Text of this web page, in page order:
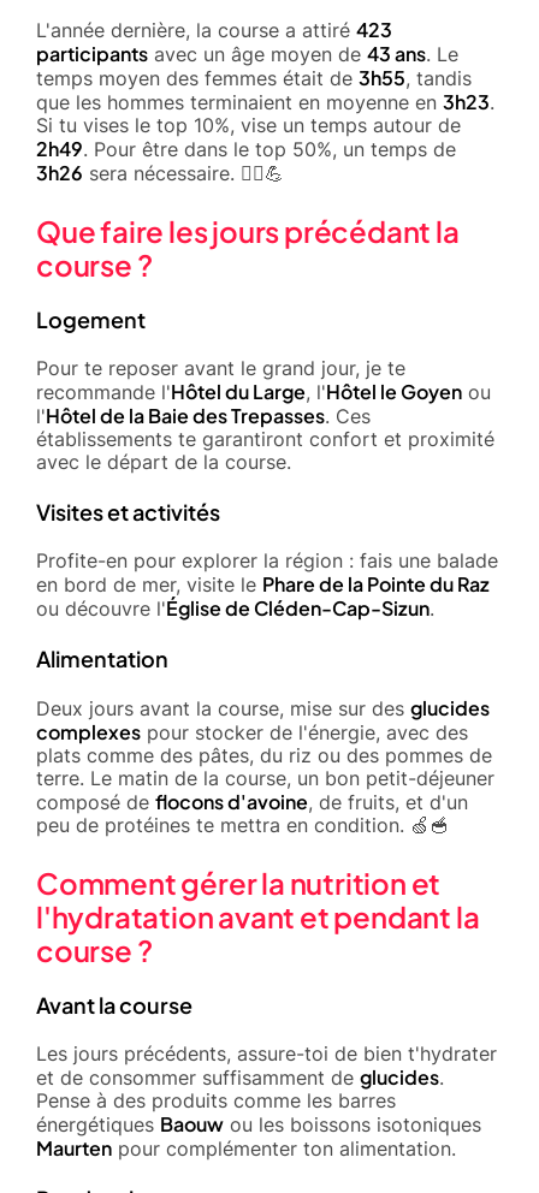
L'année dernière, la course a attiré 423
participants avec un âge moyen de 43 ans. Le
temps moyen des femmes était de 3h55, tandis
que les hommes terminaient en moyenne en 3h23.
Si tu vises le top 10%, vise un temps autour de
2h49. Pour être dans le top 50%, un temps de
3h26 sera nécessaire. 🏃‍♂️💪
Que faire les jours précédant la
course ?
Logement
Pour te reposer avant le grand jour, je te
recommande l'Hôtel du Large, l'Hôtel le Goyen ou
l'Hôtel de la Baie des Trepasses. Ces
établissements te garantiront confort et proximité
avec le départ de la course.
Visites et activités
Profite-en pour explorer la région : fais une balade
en bord de mer, visite le Phare de la Pointe du Raz
ou découvre l'Église de Cléden-Cap-Sizun.
Alimentation
Deux jours avant la course, mise sur des glucides
complexes pour stocker de l'énergie, avec des
plats comme des pâtes, du riz ou des pommes de
terre. Le matin de la course, un bon petit-déjeuner
composé de flocons d'avoine, de fruits, et d'un
peu de protéines te mettra en condition. 🍏🥣
Comment gérer la nutrition et
l'hydratation avant et pendant la
course ?
Avant la course
Les jours précédents, assure-toi de bien t'hydrater
et de consommer suffisamment de glucides.
Pense à des produits comme les barres
énergétiques Baouw ou les boissons isotoniques
Maurten pour complémenter ton alimentation.